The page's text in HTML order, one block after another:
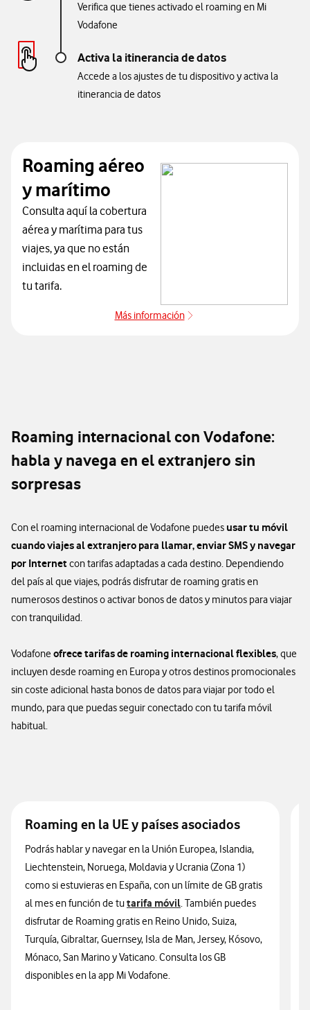
Verifica que tienes activado el roaming en Mi
Vodafone
Activa la itinerancia de datos
Accede a los ajustes de tu dispositivo y activa la
itinerancia de datos
Roaming aéreo
y marítimo
Consulta aquí la cobertura
aérea y marítima para tus
viajes, ya que no están
incluidas en el roaming de
tu tarifa.
Más información
sobre Roaming marítimo y aéreo
Roaming internacional con Vodafone:
habla y navega en el extranjero sin
sorpresas
Con el roaming internacional de Vodafone puedes usar tu móvil
cuando viajes al extranjero para llamar, enviar SMS y navegar
por Internetcon tarifas adaptadas a cada destino. Dependiendo
del país al que viajes, podrás disfrutar de roaming gratis en
numerosos destinos o activar bonos de datos y minutos para viajar
con tranquilidad.
Vodafone ofrece tarifas de roaming internacional flexibles, que
incluyen desde roaming en Europa y otros destinos promocionales
sin coste adicional hasta bonos de datos para viajar por todo el
mundo, para que puedas seguir conectado con tu tarifa móvil
habitual.
Roaming en la UE y países asociados
Podrás hablar y navegar en la Unión Europea, Islandia,
Liechtenstein, Noruega, Moldavia y Ucrania (Zona 1)
como si estuvieras en España, con un límite de GB gratis
al mes en función de tutarifa móvil. También puedes
disfrutar de Roaming gratis en Reino Unido, Suiza,
Turquía, Gibraltar, Guernsey, Isla de Man, Jersey, Kósovo,
Mónaco, San Marino y Vaticano. Consulta los GB
disponibles en la app Mi Vodafone.